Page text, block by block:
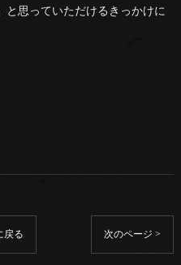
と思っていただけるきっかけに
戻る 次のページ >